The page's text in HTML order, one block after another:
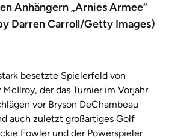
Anhängern „Arnies Armee“
Darren Carroll/Getty Images)
besetzte Spielerfeld von
der das Turnier im Vorjahr
vor Bryson DeChambeau
auch zuletzt großartiges Golf
Fowler und der Powerspieler